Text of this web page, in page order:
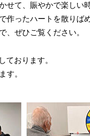
せて、賑やかで楽しい
作ったハートを散りば
、ぜひご覧ください。
ております。
す。